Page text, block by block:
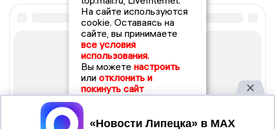
На сайте используются
cookie. Оставаясь на
сайте, вы принимаете
все условия
использования.
Вы можете настроить
или отклонить и
покинуть сайт
Принять